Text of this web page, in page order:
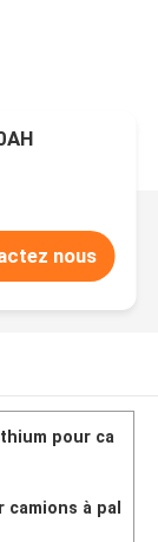
nous
pour ca
camions à pal